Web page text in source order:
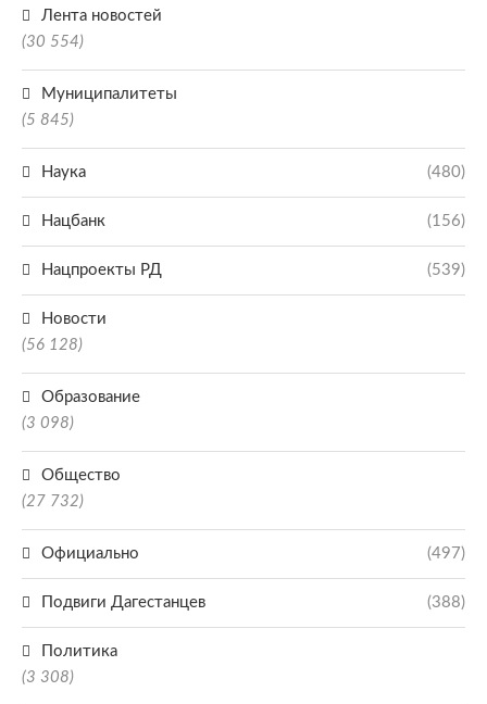
Лента новостей
(30 554)
Муниципалитеты
(5 845)
Наука (480)
Нацбанк (156)
Нацпроекты РД (539)
Новости
(56 128)
Образование
(3 098)
Общество
(27 732)
Официально (497)
Подвиги Дагестанцев (388)
Политика
(3 308)